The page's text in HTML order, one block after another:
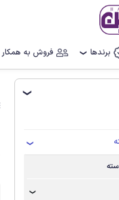
برندها ❯ فروش به همکار
❯